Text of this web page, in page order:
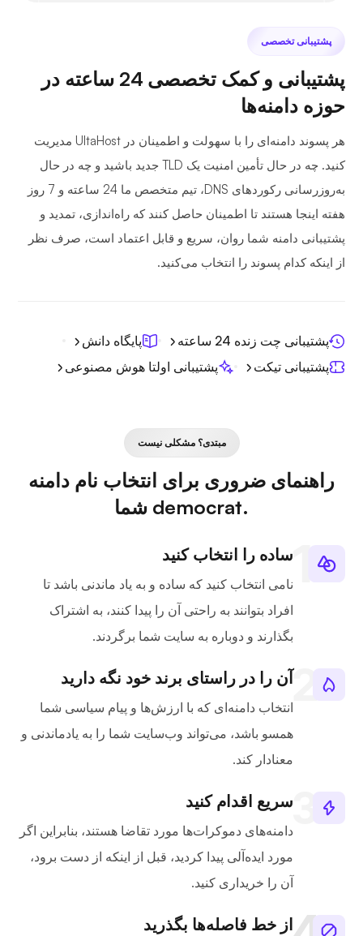
پشتیبانی تخصصی
پشتیبانی و کمک تخصصی 24 ساعته در
حوزه دامنه‌ها
هر پسوند دامنه‌ای را با سهولت و اطمینان در UltaHost مدیریت
کنید. چه در حال تأمین امنیت یک TLD جدید باشید و چه در حال
به‌روزرسانی رکوردهای DNS، تیم متخصص ما 24 ساعته و 7 روز
هفته اینجا هستند تا اطمینان حاصل کنند که راه‌اندازی، تمدید و
پشتیبانی دامنه شما روان، سریع و قابل اعتماد است، صرف نظر
از اینکه کدام پسوند را انتخاب می‌کنید.
پشتیبانی چت زنده 24 ساعته
پایگاه دانش
پشتیبانی تیکت
پشتیبانی اولتا هوش مصنوعی
مبتدی؟ مشکلی نیست
راهنمای ضروری برای انتخاب نام دامنه
.democrat شما
ساده را انتخاب کنید
نامی انتخاب کنید که ساده و به یاد ماندنی باشد تا
افراد بتوانند به راحتی آن را پیدا کنند، به اشتراک
بگذارند و دوباره به سایت شما برگردند.
آن را در راستای برند خود نگه دارید
انتخاب دامنه‌ای که با ارزش‌ها و پیام سیاسی شما
همسو باشد، می‌تواند وب‌سایت شما را به یادماندنی و
معنادار کند.
سریع اقدام کنید
دامنه‌های دموکرات‌ها مورد تقاضا هستند، بنابراین اگر
مورد ایده‌آلی پیدا کردید، قبل از اینکه از دست برود،
آن را خریداری کنید.
از خط فاصله‌ها بگذرید